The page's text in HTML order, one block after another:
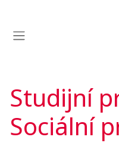
Studijní
Sociální